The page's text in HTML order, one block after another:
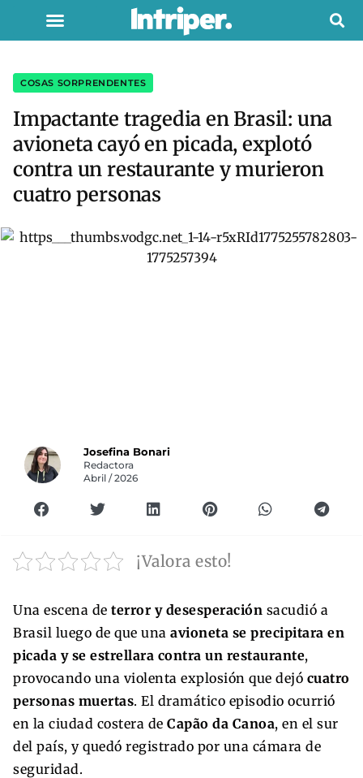
COSAS SORPRENDENTES
Impactante tragedia en Brasil: una
avioneta cayó en picada, explotó
contra un restaurante y murieron
cuatro personas
Josefina Bonari
Redactora
Abril / 2026
¡Valora esto!
Una escena de terror y desesperación sacudió a
Brasil luego de que una avioneta se precipitara en
picada y se estrellara contra un restaurante,
provocando una violenta explosión que dejó cuatro
personas muertas. El dramático episodio ocurrió
en la ciudad costera de Capão da Canoa, en el sur
del país, y quedó registrado por una cámara de
seguridad.